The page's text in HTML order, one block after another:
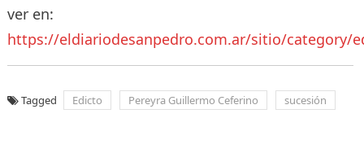
ver en:
https://eldiariodesanpedro.com.ar/sitio/category/
Tagged Edicto Pereyra Guillermo Ceferino sucesión